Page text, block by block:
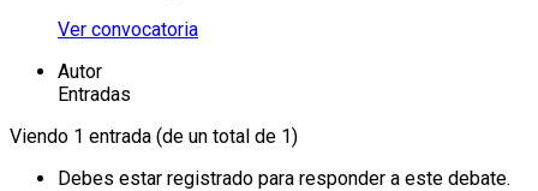
Ver convocatoria
Autor
Entradas
Viendo 1 entrada (de un total de 1)
Debes estar registrado para responder a este debate.